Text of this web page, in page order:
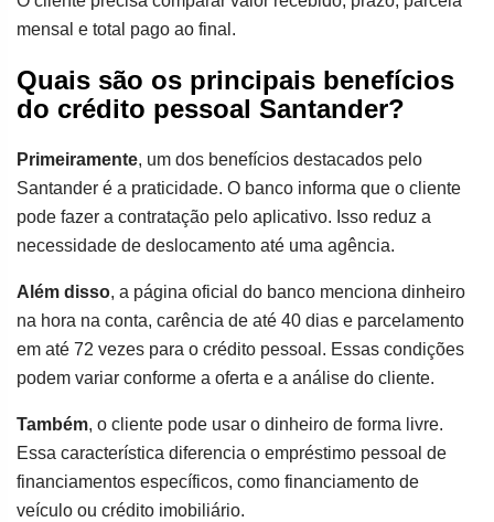
mensal e total pago ao final.
Quais são os principais benefícios
do crédito pessoal Santander?
Primeiramente, um dos benefícios destacados pelo
Santander é a praticidade. O banco informa que o cliente
pode fazer a contratação pelo aplicativo. Isso reduz a
necessidade de deslocamento até uma agência.
Além disso, a página oficial do banco menciona dinheiro
na hora na conta, carência de até 40 dias e parcelamento
em até 72 vezes para o crédito pessoal. Essas condições
podem variar conforme a oferta e a análise do cliente.
Também, o cliente pode usar o dinheiro de forma livre.
Essa característica diferencia o empréstimo pessoal de
financiamentos específicos, como financiamento de
veículo ou crédito imobiliário.